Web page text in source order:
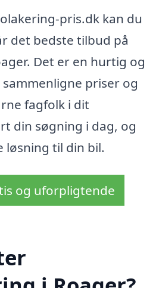
pris.dk kan du
det bedste tilbud på
Det er en hurtig og
priser og
fagfolk i dit
din søgning i dag, og
løsning til din bil.
og uforpligtende